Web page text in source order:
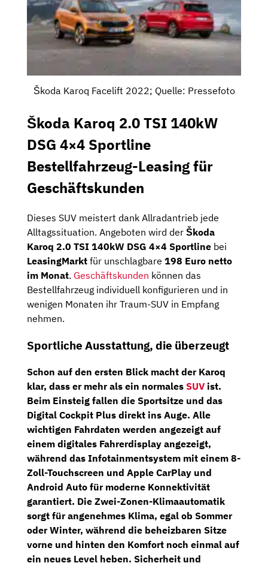
Škoda Karoq Facelift 2022; Quelle: Pressefoto
Škoda Karoq 2.0 TSI 140kW
DSG 4×4 Sportline
Bestellfahrzeug-Leasing für
Geschäftskunden
Dieses SUV meistert dank Allradantrieb jede
Alltagssituation. Angeboten wird der Škoda
Karoq 2.0 TSI 140kW DSG 4×4 Sportline bei
LeasingMarkt für unschlagbare 198 Euro netto
im Monat. Geschäftskunden können das
Bestellfahrzeug individuell konfigurieren und in
wenigen Monaten ihr Traum-SUV in Empfang
nehmen.
Sportliche Ausstattung, die überzeugt
Schon auf den ersten Blick macht der Karoq
klar, dass er mehr als ein normales SUV ist.
Beim Einsteig fallen die Sportsitze und das
Digital Cockpit Plus direkt ins Auge. Alle
wichtigen Fahrdaten werden angezeigt auf
einem digitales Fahrerdisplay angezeigt,
während das Infotainmentsystem mit einem 8-
Zoll-Touchscreen und Apple CarPlay und
Android Auto für moderne Konnektivität
garantiert. Die Zwei-Zonen-Klimaautomatik
sorgt für angenehmes Klima, egal ob Sommer
oder Winter, während die beheizbaren Sitze
vorne und hinten den Komfort noch einmal auf
ein neues Level heben. Sicherheit und